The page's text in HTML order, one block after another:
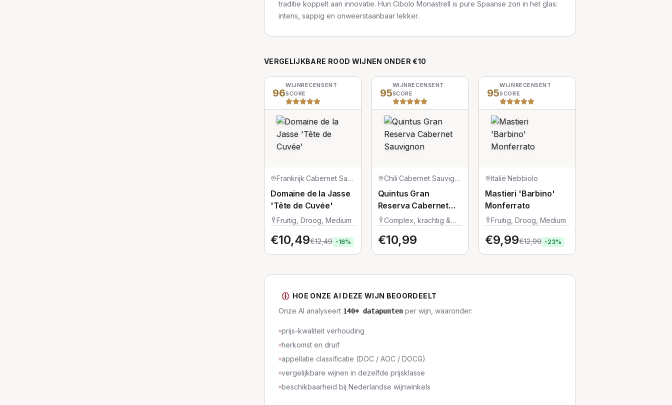
traditie koppelt aan innovatie. Hun Cibolo Monastrell is pure Spaanse zon in het glas:
intens, sappig en onweerstaanbaar lekker.
VERGELIJKBARE ROOD WIJNEN ONDER €10
96
WIJNRECENSENT
SCORE
Frankrijk· Cabernet Sauvignon
Domaine de la Jasse
'Tête de Cuvée'
Fruitig, Droog, Medium
€10,49€12,49 -16%
95
WIJNRECENSENT
SCORE
Chili· Cabernet Sauvignon
Quintus Gran
Reserva Cabernet
Sauvignon
Complex, krachtig &
€10,99
95
WIJNRECENSENT
SCORE
Italië·Nebbiolo
Mastieri 'Barbino'
Monferrato
Fruitig, Droog, Medium
€9,99€12,99 -23%
HOE ONZE AI DEZE WIJN BEOORDEELT
Onze AI analyseert 140+ datapunten per wijn, waaronder:
prijs-kwaliteit verhouding
herkomst en druif
appellatie classificatie (DOC / AOC / DOCG)
vergelijkbare wijnen in dezelfde prijsklasse
beschikbaarheid bij Nederlandse wijnwinkels